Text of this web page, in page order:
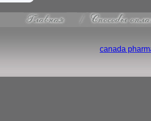
canada